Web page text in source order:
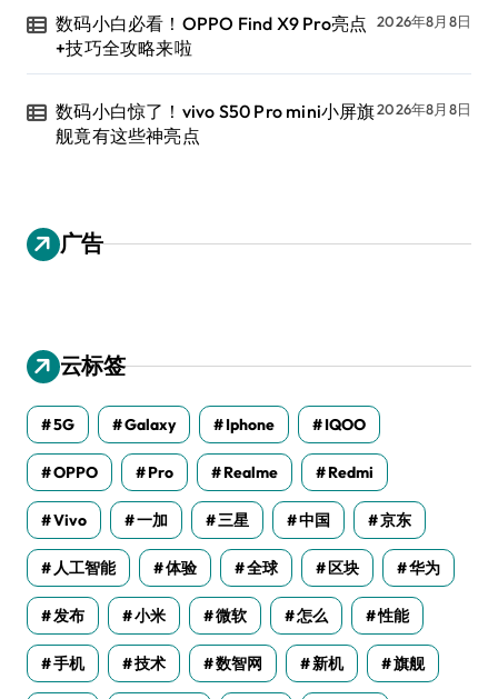
数码小白必看！OPPO Find X9 Pro亮点
+技巧全攻略来啦
2026年8月8日
数码小白惊了！vivo S50 Pro mini小屏旗
舰竟有这些神亮点
2026年8月8日
广告
云标签
5G Galaxy Iphone IQOO
OPPO Pro Realme Redmi
Vivo 一加 三星 中国 京东
人工智能 体验 全球 区块 华为
发布 小米 微软 怎么 性能
手机 技术 数智网 新机 旗舰